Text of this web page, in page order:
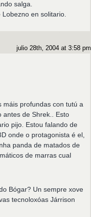
salga.
en solitario.
julio 28th, 2004 at 3:58 pm
máis profundas con tutú a
antes de Shrek.. Esto
pijo. Estou falando de
onde o protagonista é el,
panda de matados de
de marras cual
Bógar? Un sempre xove
tecnoloxóas Járrison